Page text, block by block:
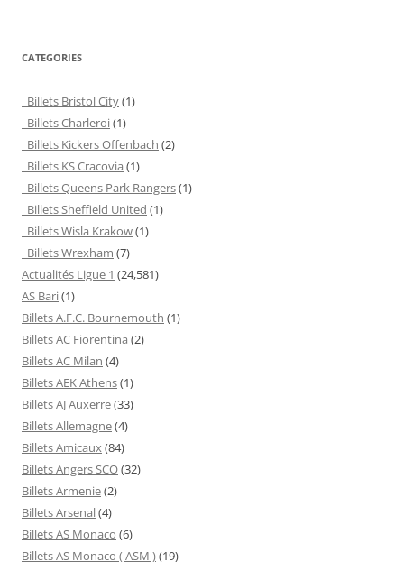
CATEGORIES
Billets Bristol City(1)
Billets Charleroi(1)
Billets Kickers Offenbach (2)
Billets KS Cracovia (1)
Billets Queens Park Rangers(1)
Billets Sheffield United (1)
Billets Wisla Krakow(1)
Billets Wrexham (7)
Actualités Ligue 1 (24,581)
AS Bari(1)
Billets A.F.C. Bournemouth (1)
Billets AC Fiorentina (2)
Billets AC Milan (4)
Billets AEK Athens(1)
Billets AJ Auxerre(33)
Billets Allemagne(4)
Billets Amicaux(84)
Billets Angers SCO(32)
Billets Armenie(2)
Billets Arsenal(4)
Billets AS Monaco (6)
Billets AS Monaco ( ASM )(19)